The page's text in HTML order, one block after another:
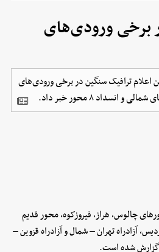
برخی ورودی‌های
ترافیک سنگین در برخی ورودی‌های
انسداد ۸ محور خبر داد.
چالوس، هراز، فیروزکوه، محور قدیم
آزادراه تهران – شمال و آزادراه قزوین –
شده است.